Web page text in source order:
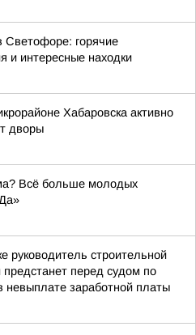
Светофоре: горячие
и интересные находки
Хабаровска активно
дворы
Всё больше молодых
руководитель строительной
предстанет перед судом по
невыплате заработной платы